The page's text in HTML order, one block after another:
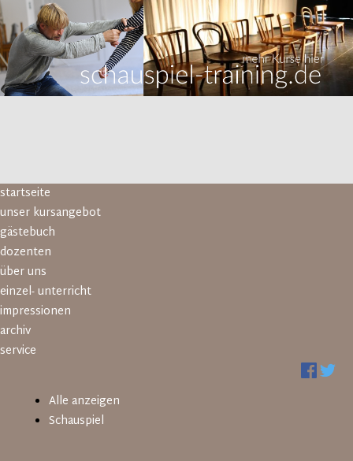
Navigation
überspringen
startseite
unser kursangebot
gästebuch
dozenten
über uns
einzel- unterricht
impressionen
archiv
service
Alle anzeigen
Schauspiel